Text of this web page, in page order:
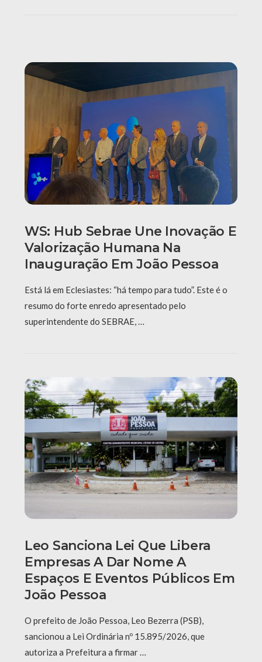
WS: Hub Sebrae Une Inovação E
Valorização Humana Na
Inauguração Em João Pessoa
Está lá em Eclesiastes: “há tempo para tudo”. Este é o
resumo do forte enredo apresentado pelo
superintendente do SEBRAE, …
Leo Sanciona Lei Que Libera
Empresas A Dar Nome A
Espaços E Eventos Públicos Em
João Pessoa
O prefeito de João Pessoa, Leo Bezerra (PSB),
sancionou a Lei Ordinária nº 15.895/2026, que
autoriza a Prefeitura a firmar …